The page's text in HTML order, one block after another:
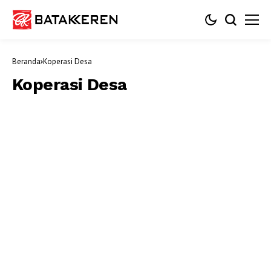
Beranda Koperasi Desa
Koperasi Desa